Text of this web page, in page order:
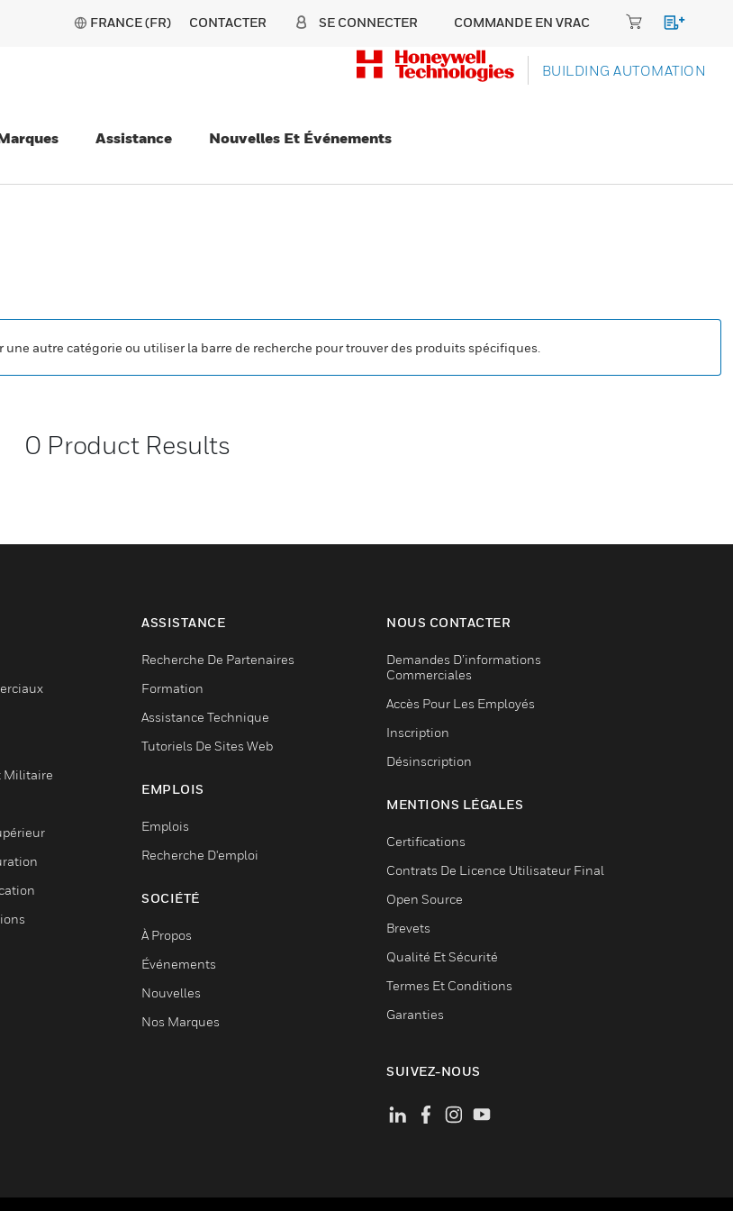
FRANCE (FR) CONTACTER SE CONNECTER COMMANDE EN VRAC
BUILDING AUTOMATION
Assistance Nouvelles Et Événements
autre catégorie ou utiliser la barre de recherche pour trouver des produits spécifiques.
0 Product Results
Militaire
ASSISTANCE
Recherche De Partenaires
Formation
Assistance Technique
Tutoriels De Sites Web
EMPLOIS
Emplois
Recherche D'emploi
SOCIÉTÉ
À Propos
Événements
Nouvelles
Nos Marques
NOUS CONTACTER
Demandes D’informations
Commerciales
Accès Pour Les Employés
Inscription
Désinscription
MENTIONS LÉGALES
Certifications
Contrats De Licence Utilisateur Final
Open Source
Brevets
Qualité Et Sécurité
Termes Et Conditions
Garanties
SUIVEZ-NOUS